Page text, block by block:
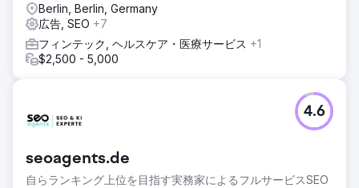
Berlin, Berlin, Germany
広告, SEO +7
フィンテック, ヘルスケア・医療サービス +1
$2,500 - 5,000
seoagents.de
自らランキング上位を目指す実務家によるフルサービスSEO
4.6